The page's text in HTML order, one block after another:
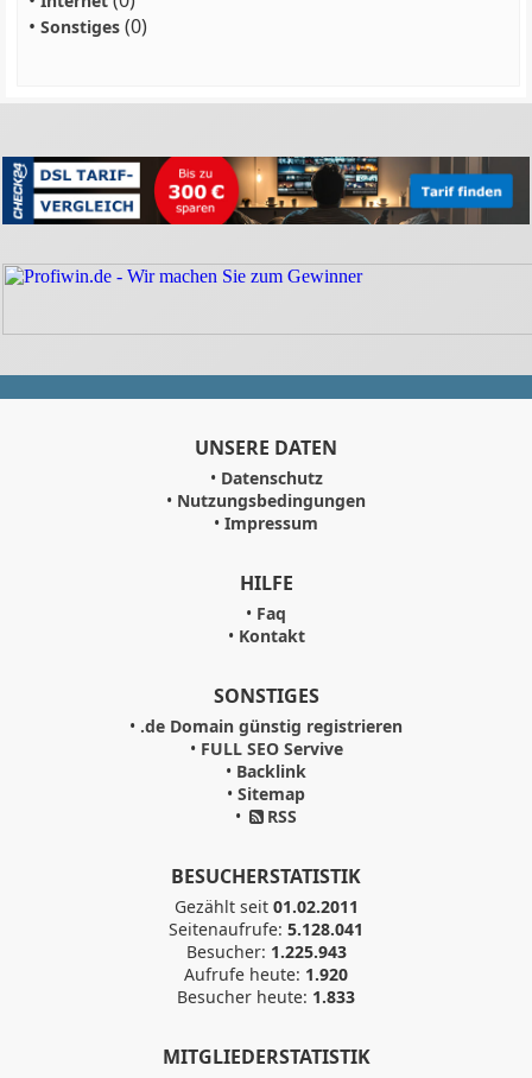
• Sonstiges(0)
UNSERE DATEN
• Datenschutz
• Nutzungsbedingungen
• Impressum
HILFE
• Faq
• Kontakt
SONSTIGES
• .de Domain günstig registrieren
• FULL SEO Servive
• Backlink
• Sitemap
•
RSS
BESUCHERSTATISTIK
Gezählt seit 01.02.2011
Seitenaufrufe: 5.128.041
Besucher: 1.225.943
Aufrufe heute: 1.920
Besucher heute: 1.833
MITGLIEDERSTATISTIK